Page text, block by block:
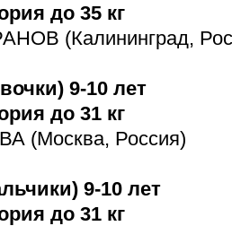
до 35 кг
(Калининград,
9-10 лет
до 31 кг
(Москва, Россия)
9-10 лет
до 31 кг